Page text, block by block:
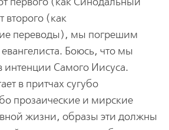
второго (как
переводы), мы погрешим
Боюсь, что мы
Самого Иисуса.
в притчах сугубо
прозаические и мирские
жизни, образы эти должны